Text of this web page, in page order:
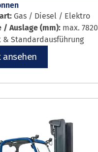
Gas / Diesel / Elektro
/ Auslage (mm): max. 7820
& Standardausführung
ansehen